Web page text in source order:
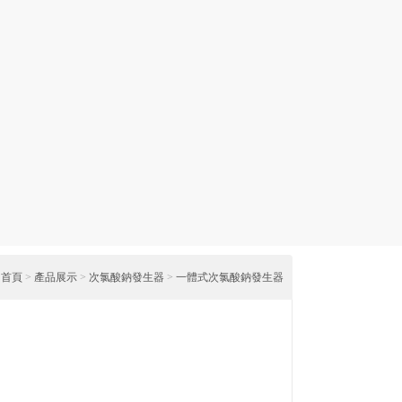
首頁 > 產品展示 > 次氯酸鈉發生器 > 一體式次氯酸鈉發生器